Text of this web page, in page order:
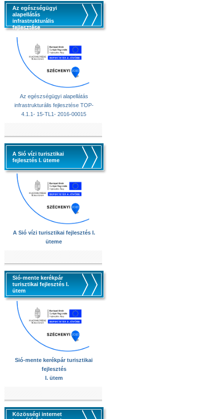
Az egészségügyi
alapellátás
infrastrukturális
fejlesztése
Az egészségügyi alapellátás
infrastrukturális fejlesztése TOP-
4.1.1- 15-TL1- 2016-00015
A Sió vízi turisztikai
fejlesztés I. üteme
A Sió vízi turisztikai fejlesztés I.
üteme
Sió-mente kerékpár
turisztikai fejlesztés I.
ütem
Sió-mente kerékpár turisztikai
fejlesztés
I. ütem
Közösségi internet